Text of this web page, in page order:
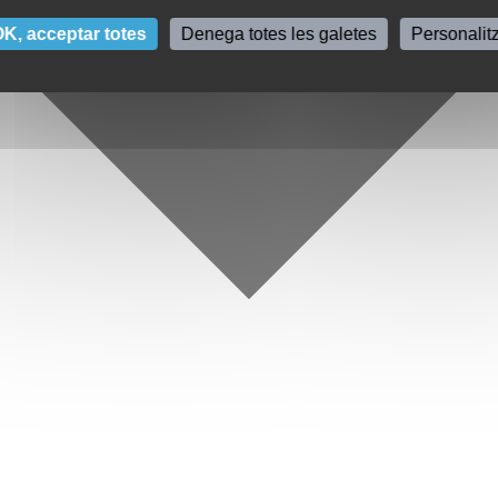
acceptar totes Denega totes les galetes